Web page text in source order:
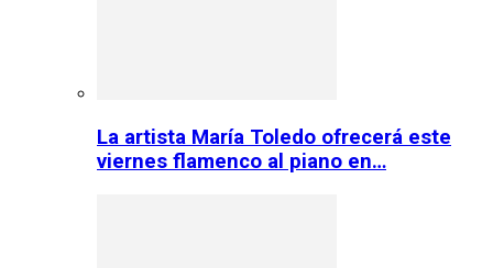
La artista María Toledo ofrecerá este
viernes flamenco al piano en…